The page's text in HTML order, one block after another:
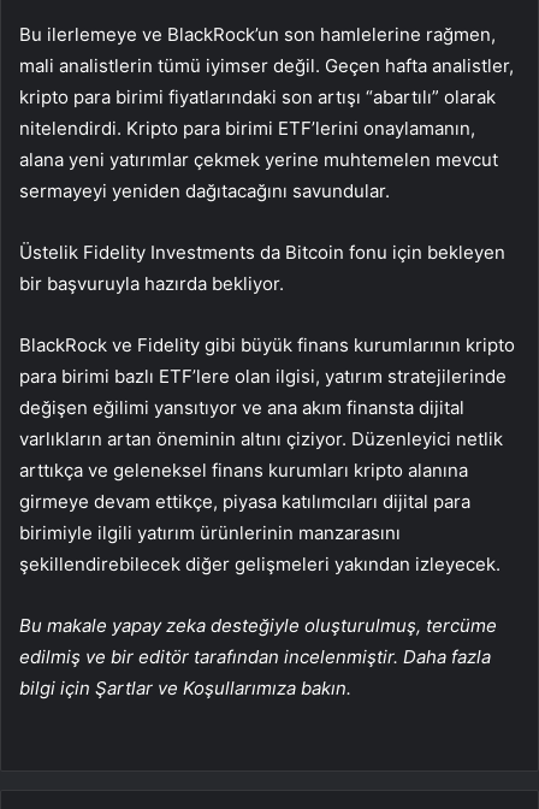
Bu ilerlemeye ve BlackRock’un son hamlelerine rağmen,
mali analistlerin tümü iyimser değil. Geçen hafta analistler,
kripto para birimi fiyatlarındaki son artışı “abartılı” olarak
nitelendirdi. Kripto para birimi ETF’lerini onaylamanın,
alana yeni yatırımlar çekmek yerine muhtemelen mevcut
sermayeyi yeniden dağıtacağını savundular.
Üstelik Fidelity Investments da Bitcoin fonu için bekleyen
bir başvuruyla hazırda bekliyor.
BlackRock ve Fidelity gibi büyük finans kurumlarının kripto
para birimi bazlı ETF’lere olan ilgisi, yatırım stratejilerinde
değişen eğilimi yansıtıyor ve ana akım finansta dijital
varlıkların artan öneminin altını çiziyor. Düzenleyici netlik
arttıkça ve geleneksel finans kurumları kripto alanına
girmeye devam ettikçe, piyasa katılımcıları dijital para
birimiyle ilgili yatırım ürünlerinin manzarasını
şekillendirebilecek diğer gelişmeleri yakından izleyecek.
Bu makale yapay zeka desteğiyle oluşturulmuş, tercüme
edilmiş ve bir editör tarafından incelenmiştir. Daha fazla
bilgi için Şartlar ve Koşullarımıza bakın.